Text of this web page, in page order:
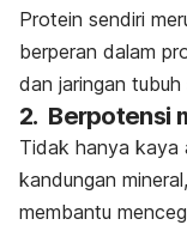
Protein sendiri
berperan dalam
dan jaringan
2. Berpotensi
Tidak hanya kaya
kandungan
membantu